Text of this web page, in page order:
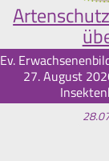
Ev.
27. August